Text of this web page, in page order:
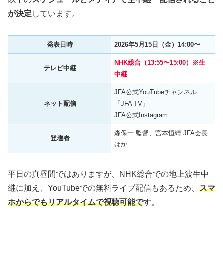
が決定 しています。
発表日時 2026年5月15日（金）14:00〜
テレビ中継
NHK総合（13:55〜15:00）※生
中継
ネット配信
JFA公式YouTubeチャンネル
「JFA TV」
JFA公式Instagram
登壇者
森保一 監督、宮本恒靖 JFA会長
ほか
平日の真昼間ではありますが、NHK総合での地上波生中
継に加え、YouTubeでの無料ライブ配信もあるため、 スマ
ホからでもリアルタイムで視聴可能です。